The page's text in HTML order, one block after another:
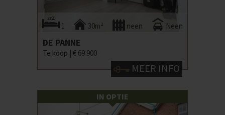
1 30m² neen Neen
DE PANNE
Te koop | € 69 900
MEER INFO
IN OPTIE